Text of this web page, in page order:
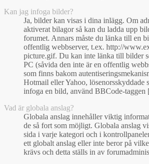
Kan jag infoga bilder?
Ja, bilder kan visas i dina inlägg. Om
aktiverat bilagor så kan du ladda upp
forumet. Annars måste du länka till en
offentlig webbserver, t.ex. http://
picture.gif. Du kan inte länka till bilder
PC (såvida den inte är en offentlig
som finns bakom
Hotmail eller Yahoo, lösenorsskyddade
infoga en bild, använd BBCode-taggen
Vad är globala anslag?
Globala anslag innehåller viktig
de så fort som möjligt. Globala anslag
sida i varje kategori och i
ett globalt anslag eller inte beror på
krävs och detta ställs in av